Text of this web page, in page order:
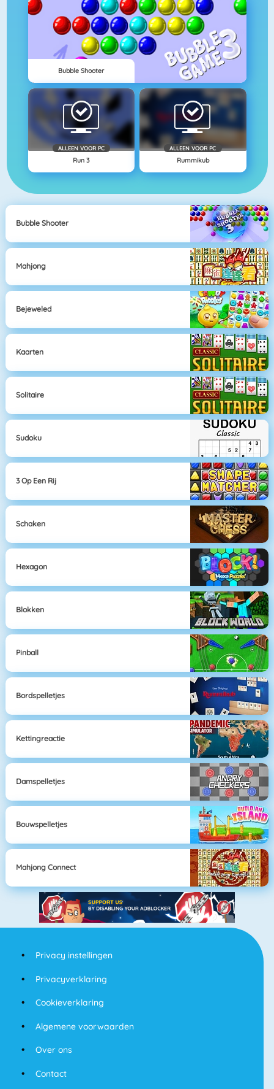
Bubble Shooter
ALLEEN VOOR PC
Run 3
ALLEEN VOOR PC
Rummikub
Bubble Shooter
Mahjong
Bejeweled
Kaarten
Solitaire
Sudoku
3 Op Een Rij
Schaken
Hexagon
Blokken
Pinball
Bordspelletjes
Kettingreactie
Damspelletjes
Bouwspelletjes
Mahjong Connect
Privacy instellingen
Privacyverklaring
Cookieverklaring
Algemene voorwaarden
Over ons
Contact